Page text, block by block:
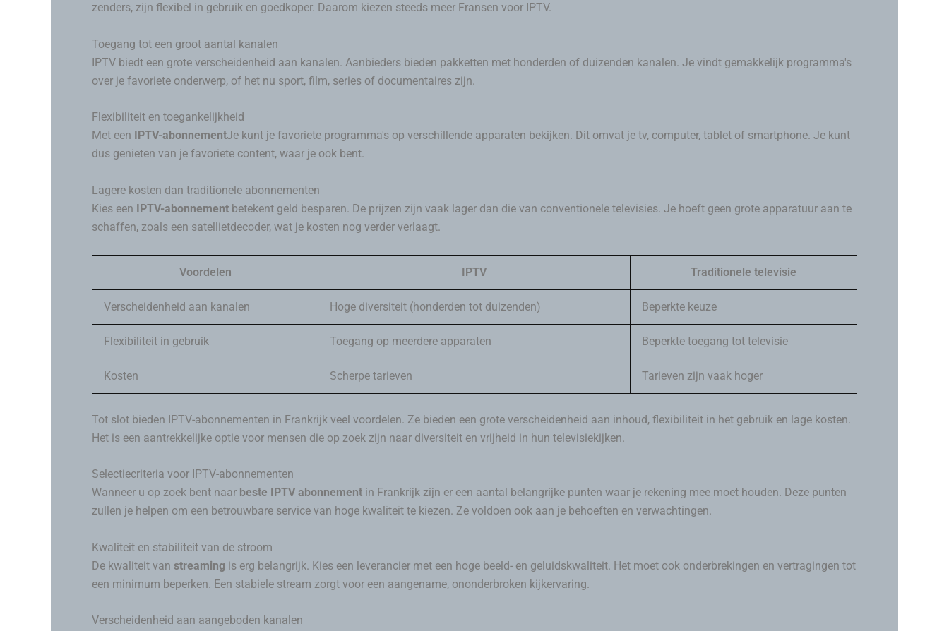
zenders, zijn flexibel in gebruik en goedkoper. Daarom kiezen steeds meer Fransen voor IPTV.
Toegang tot een groot aantal kanalen
IPTV biedt een grote verscheidenheid aan kanalen. Aanbieders bieden pakketten met honderden of duizenden kanalen. Je vindt gemakkelijk programma's
over je favoriete onderwerp, of het nu sport, film, series of documentaires zijn.
Flexibiliteit en toegankelijkheid
Met een
IPTV-abonnementJe kunt je favoriete programma's op verschillende apparaten bekijken. Dit omvat je tv, computer, tablet of smartphone. Je kunt
dus genieten van je favoriete content, waar je ook bent.
Lagere kosten dan traditionele abonnementen
Kies een IPTV-abonnement betekent geld besparen. De prijzen zijn vaak lager dan die van conventionele televisies. Je hoeft geen grote apparatuur aan te
schaffen, zoals een satellietdecoder, wat je kosten nog verder verlaagt.
Voordelen IPTV Traditionele televisie
Verscheidenheid aan kanalen Hoge diversiteit (honderden tot duizenden) Beperkte keuze
Flexibiliteit in gebruik Toegang op meerdere apparaten Beperkte toegang tot televisie
Kosten Scherpe tarieven Tarieven zijn vaak hoger
Tot slot bieden IPTV-abonnementen in Frankrijk veel voordelen. Ze bieden een grote verscheidenheid aan inhoud, flexibiliteit in het gebruik en lage kosten.
Het is een aantrekkelijke optie voor mensen die op zoek zijn naar diversiteit en vrijheid in hun televisiekijken.
Selectiecriteria voor IPTV-abonnementen
Wanneer u op zoek bent naar beste IPTV abonnement in Frankrijk zijn er een aantal belangrijke punten waar je rekening mee moet houden. Deze punten
zullen je helpen om een betrouwbare service van hoge kwaliteit te kiezen. Ze voldoen ook aan je behoeften en verwachtingen.
Kwaliteit en stabiliteit van de stroom
De kwaliteit van streaming is erg belangrijk. Kies een leverancier met een hoge beeld- en geluidskwaliteit. Het moet ook onderbrekingen en vertragingen tot
een minimum beperken. Een stabiele stream zorgt voor een aangename, ononderbroken kijkervaring.
Verscheidenheid aan aangeboden kanalen